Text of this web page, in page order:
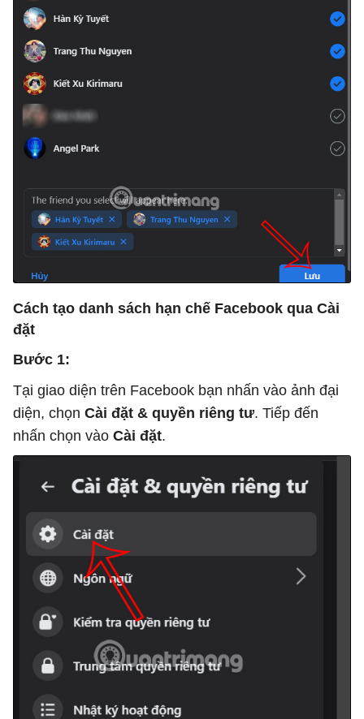
Cách tạo danh sách hạn chế Facebook qua Cài
đặt
Bước 1:
Tại giao diện trên Facebook bạn nhấn vào ảnh đại
diện, chọn Cài đặt & quyền riêng tư. Tiếp đến
nhấn chọn vào Cài đặt.